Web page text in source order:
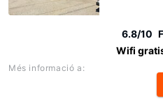
6.8/10
Wifi
Més informació a: